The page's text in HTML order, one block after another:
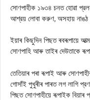
সোণপাহীক ১৯৩৪ চনত হোৱা
আশ্রয় লোবা করুণ, অসহায়
ইয়াৰ কিছুদিন পিছত ৰবৰূপায়ে
সোণপাহি আৰু তাইৰ দেউতাকে
তেতিয়াৰ পৰা ৰূপাই আৰু
গোসাঁই পুখুৰীৰ পাৰত লগ লাগি
পিছত সোণপাহীয়ে ৰূপাইক বিয়াৰ